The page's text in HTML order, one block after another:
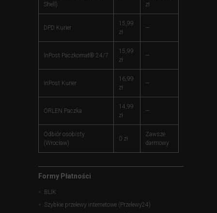
Shell)
zł
DPD Kurier
15,99
zł
—
InPost Paczkomat® 24/7
15,99
zł
—
InPost Kurier
16,99
zł
—
ORLEN Paczka
14,99
zł
—
Odbiór osobisty
(Wrocław)
0 zł
Zawsze
darmowy
Formy Płatności
BLIK
Szybkie przelewy internetowe (Przelewy24)